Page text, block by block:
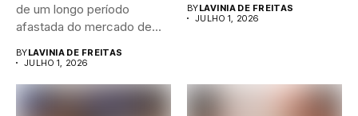
de um longo período
afastada do mercado de...
BYLAVINIA DE FREITAS
JULHO 1, 2026
BYLAVINIA DE FREITAS
JULHO 1, 2026